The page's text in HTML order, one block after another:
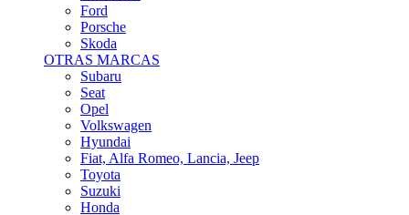
Porsche
Skoda
OTRAS MARCAS
Subaru
Seat
Opel
Volkswagen
Hyundai
Fiat, Alfa Romeo, Lancia, Jeep
Toyota
Suzuki
Honda
Mini